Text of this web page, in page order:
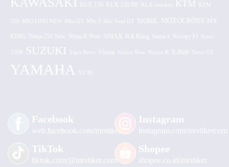
KLX 150 KLX 150 BF KLX Gordon KTM KTM
250 MIO FINO NEW Mio GT Mio J Mio Soul GT MOBIL MOTOCROSS MX
KING Ninja 250 New Ninja R New NMAX RX King Satria F Scoopy FI Sonic
150R SUZUKI Tiger Revo Vixion Vixion New Vixion R X-Ride Xeon GT
YAMAHA YZ 85
Facebook
web.facebook.com/mrstiker
Instagram
instagram.com/mrstikercom
TikTok
tiktok.com/@mrstiker.com
Shopee
shopee.co.id/mrstiker